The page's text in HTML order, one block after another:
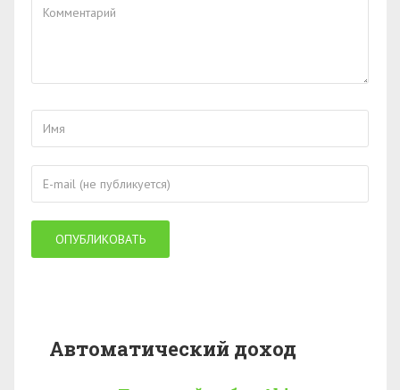
Автоматический доход